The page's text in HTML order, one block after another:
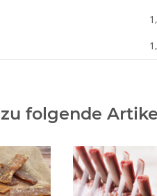
folgende